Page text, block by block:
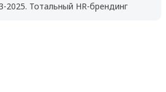
Тотальный HR-брендинг